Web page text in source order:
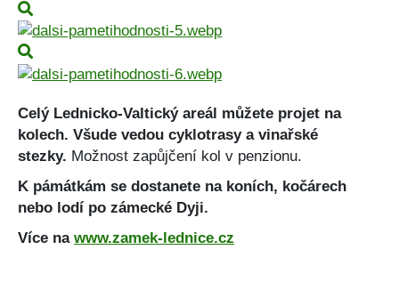
Celý Lednicko-Valtický areál můžete projet na
kolech. Všude vedou cyklotrasy a vinařské
stezky. Možnost zapůjčení kol v penzionu.
K pámátkám se dostanete na koních, kočárech
nebo lodí po zámecké Dyji.
Více na www.zamek-lednice.cz